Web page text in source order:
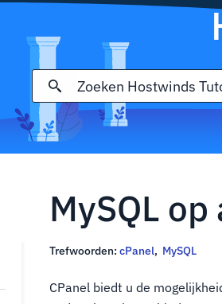
MySQL
Trefwoorden: cPanel, MySQL
CPanel biedt u de